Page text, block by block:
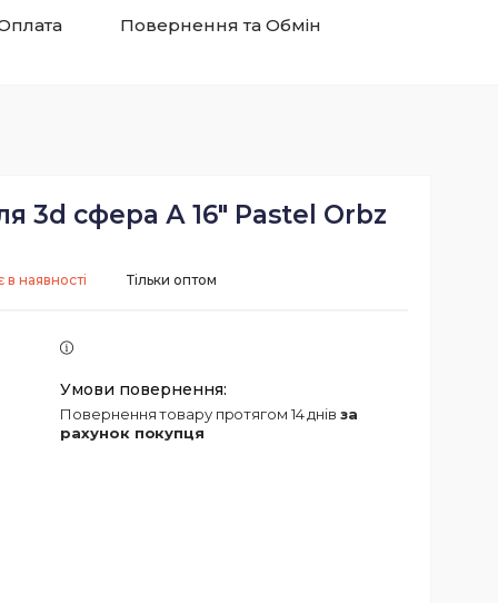
Повернення та Обмін
3d сфера А 16" Pastel Orbz
наявності Тільки оптом
повернення товару протягом 14 днів за
рахунок покупця